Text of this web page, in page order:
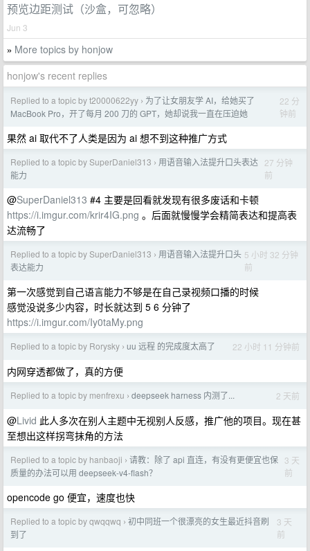
预览边距测试（沙盒，可忽略）
Jun 3
» More topics by honjow
honjow's recent replies
Replied to a topic by t20000622yy › 为了让女朋友学 AI，给她买了
MacBook Pro，开了每月 200 刀的 GPT，她却说我一直在压迫她
22 分
钟前
果然 ai 取代不了人类是因为 ai 想不到这种推广方式
Replied to a topic by SuperDaniel313 › 用语音输入法提升口头表达
能力
27 分钟
前
@SuperDaniel313 #4 主要是回看就发现有很多废话和卡顿
https://i.imgur.com/krir4IG.png 。后面就慢慢学会精简表达和提高表
达流畅了
Replied to a topic by SuperDaniel313 › 用语音输入法提升口头
表达能力
5 小时 32 分钟
前
第一次感觉到自己语言能力不够是在自己录视频口播的时候
感觉没说多少内容，时长就达到 5 6 分钟了
https://i.imgur.com/Iy0taMy.png
Replied to a topic by Rorysky › uu 远程 的完成度太高了 22 小时 11 分钟前
内网穿透都做了，真的方便
Replied to a topic by menfrexu › deepseek harness 内测了... 2 天前
@Livid 此人多次在别人主题中无视别人反感，推广他的项目。现在甚
至想出这样拐弯抹角的方法
Replied to a topic by hanbaoji › 请教：除了 api 直连，有没有更便宜也保
质量的办法可以用 deepseek-v4-flash？
3 天
前
opencode go 便宜，速度也快
Replied to a topic by qwqqwq › 初中同班一个很漂亮的女生最近抖音刷
到了
3 天
前